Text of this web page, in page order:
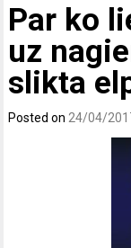
Par ko
uz
slikta
Posted on 24/04/